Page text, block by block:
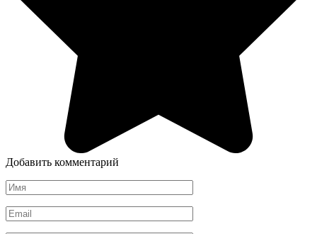
Добавить комментарий
Имя
*
Email
*